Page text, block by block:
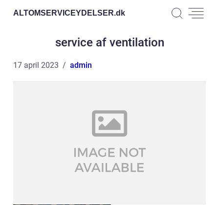
ALTOMSERVICEYDELSER.dk
service af ventilation
17 april 2023 admin